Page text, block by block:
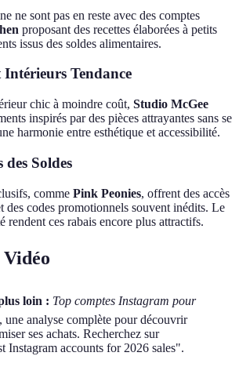
ne sont pas en reste avec des comptes
proposant des recettes élaborées à petits
issus des soldes alimentaires.
Intérieurs Tendance
chic à moindre coût, Studio McGee
inspirés par des pièces attrayantes sans se
harmonie entre esthétique et accessibilité.
des Soldes
comme Pink Peonies, offrent des accès
des codes promotionnels souvent inédits. Le
rendent ces rabais encore plus attractifs.
Vidéo
loin : Top comptes Instagram pour
, une analyse complète pour découvrir
ses achats. Recherchez sur
Instagram accounts for 2026 sales".